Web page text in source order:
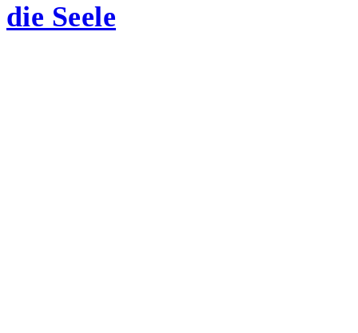
die Seele